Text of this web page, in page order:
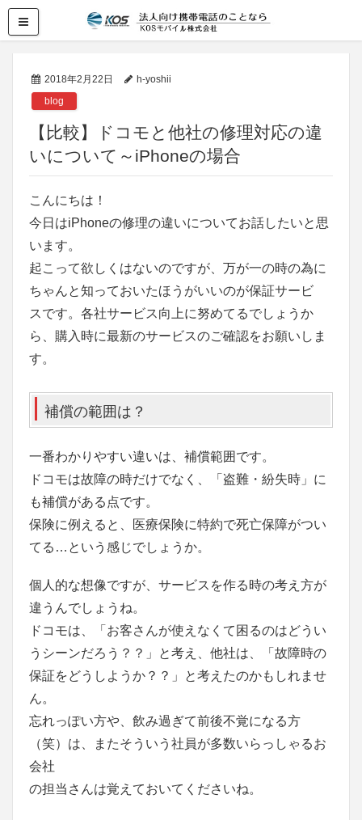
2018年2月22日
h-yoshii
blog
【比較】ドコモと他社の修理対応の違
いについて～iPhoneの場合
こんにちは！
今日はiPhoneの修理の違いについてお話したいと思
います。
起こって欲しくはないのですが、万が一の時の為に
ちゃんと知っておいたほうがいいのが保証サービ
スです。各社サービス向上に努めてるでしょうか
ら、購入時に最新のサービスのご確認をお願いしま
す。
補償の範囲は？
一番わかりやすい違いは、補償範囲です。
ドコモは故障の時だけでなく、「盗難・紛失時」に
も補償がある点です。
保険に例えると、医療保険に特約で死亡保障がつい
てる…という感じでしょうか。
個人的な想像ですが、サービスを作る時の考え方が
違うんでしょうね。
ドコモは、「お客さんが使えなくて困るのはどうい
うシーンだろう？？」と考え、他社は、「故障時の
保証をどうしようか？？」と考えたのかもしれませ
ん。
忘れっぽい方や、飲み過ぎて前後不覚になる方
（笑）は、またそういう社員が多数いらっしゃるお
会社
の担当さんは覚えておいてくださいね。